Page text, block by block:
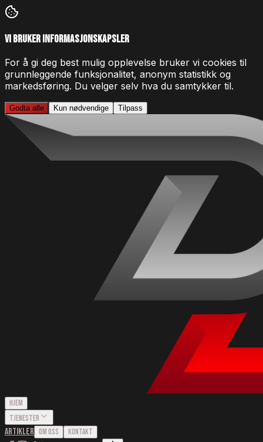
Vi bruker informasjonskapsler
For å gi deg best mulig opplevelse bruker vi cookies til
grunnleggende funksjonalitet, anonym statistikk og
markedsføring. Du velger selv hva du samtykker til.
Godta alle Kun nødvendige Tilpass
Hjem
Tjenester
Artikler Om Oss Kontakt